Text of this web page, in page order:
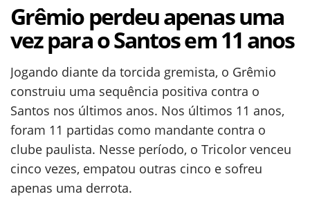
Grêmio perdeu apenas uma
vez para o Santos em 11 anos
Jogando diante da torcida gremista, o Grêmio
construiu uma sequência positiva contra o
Santos nos últimos anos. Nos últimos 11 anos,
foram 11 partidas como mandante contra o
clube paulista. Nesse período, o Tricolor venceu
cinco vezes, empatou outras cinco e sofreu
apenas uma derrota.